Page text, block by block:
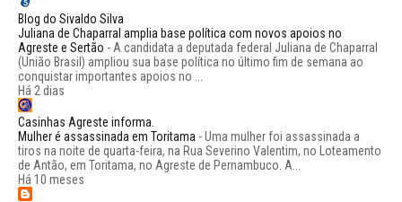
Blog do Sivaldo Silva
Juliana de Chaparral amplia base política com novos apoios no
Agreste e Sertão - A candidata a deputada federal Juliana de Chaparral
(União Brasil) ampliou sua base política no último fim de semana ao
conquistar importantes apoios no ...
Há 2 dias
Casinhas Agreste informa.
Mulher é assassinada em Toritama -Uma mulher foi assassinada a
tiros na noite de quarta-feira, na Rua Severino Valentim, no Loteamento
de Antão, em Toritama, no Agreste de Pernambuco. A...
Há 10 meses